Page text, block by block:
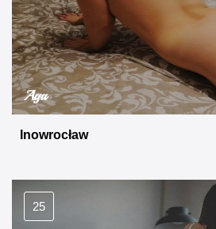
Aga
Inowrocław
25